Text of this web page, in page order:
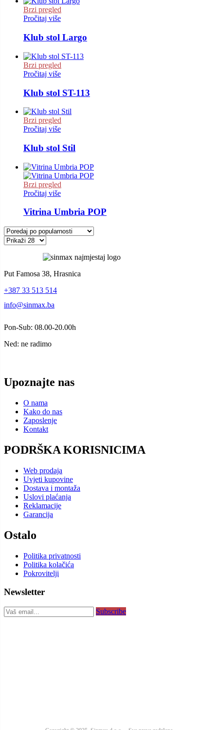
Brzi pregled
Pročitaj više
Klub stol Largo
Brzi pregled
Pročitaj više
Klub stol ST-113
Brzi pregled
Pročitaj više
Klub stol Stil
Brzi pregled
Pročitaj više
Vitrina Umbria POP
Put Famosa 38, Hrasnica
+387 33 513 514
info@sinmax.ba
Pon-Sub: 08.00-20.00h
Ned: ne radimo
Upoznajte nas
O nama
Kako do nas
Zaposlenje
Kontakt
PODRŠKA KORISNICIMA
Web prodaja
Uvjeti kupovine
Dostava i montaža
Uslovi plaćanja
Reklamacije
Garancija
Ostalo
Politika privatnosti
Politika kolačića
Pokrovitelji
Newsletter
Subscribe